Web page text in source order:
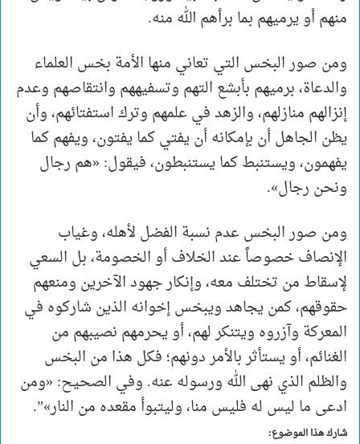
منهم أو يرميهم بما برأهم الله منه.
ومن صور البخس التي تعاني منها الأمة بخس العلماء
والدعاة، برميهم بأبشع التهم وتسفيههم وانتقاصهم وعدم
إنزالهم منازلهم، والزهد في علمهم وترك استفتائهم، وأن
يظن الجاهل أن بإمكانه أن يفتي كما يفتون، ويفهم كما
يفهمون، ويستنبط كما يستنبطون، فيقول: «هم رجال
ونحن رجال».
ومن صور البخس عدم نسبة الفضل لأهله، وغياب
الإنصاف خصوصاً عند الخلاف أو الخصومة، بل السعي
لإسقاط من تختلف معه، وإنكار جهود الآخرين ومنعهم
حقوقهم، كمن يجاهد ويبخس إخوانه الذين شاركوه في
المعركة وآزروه ويتنكر لهم، أو يحرمهم نصيبهم من
الغنائم، أو يستأثر بالأمر دونهم؛ فكل هذا من البخس
والظلم الذي نهى الله ورسوله عنه. وفي الصحيح: «ومن
ادعى ما ليس له فليس منا، وليتبوأ مقعده من النار»”.
شارك هذا الموضوع: